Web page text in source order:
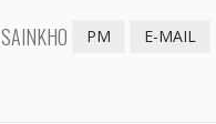
SAINKHO PM E-MAIL